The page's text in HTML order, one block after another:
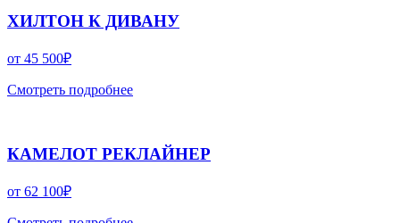
ХИЛТОН К ДИВАНУ
от 45 500₽
Смотреть подробнее
КАМЕЛОТ РЕКЛАЙНЕР
от 62 100₽